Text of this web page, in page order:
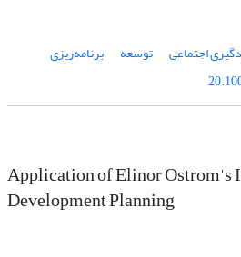
اجتماعی توسعه
برنامه‌ریزی
Application of Elinor
Development Planning